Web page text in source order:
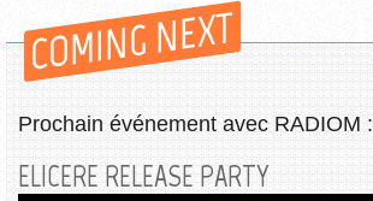
COMING NEXT
Prochain événement avec RADIOM :
ELICERE RELEASE PARTY